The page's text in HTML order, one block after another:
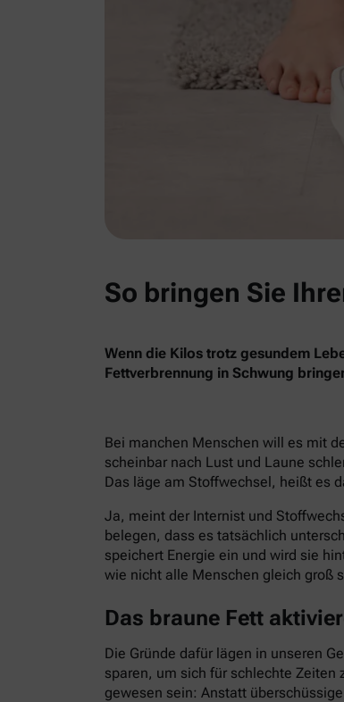
So bringen Sie
Wenn die Kilos trotz gesundem
Fettverbrennung in Schwung
Bei manchen Menschen will es mit
scheinbar nach Lust und Laune
Das läge am Stoffwechsel, heißt es
Ja, meint der Internist und
belegen, dass es tatsächlich
speichert Energie ein und wird sie
wie nicht alle Menschen gleich groß
Das braune Fett
Die Gründe dafür lägen in unseren
sparen, um sich für schlechte Zeiten
gewesen sein: Anstatt